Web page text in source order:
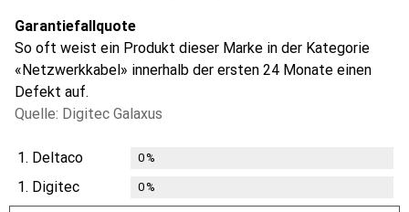
Garantiefallquote
So oft weist ein Produkt dieser Marke in der Kategorie
«Netzwerkkabel» innerhalb der ersten 24 Monate einen
Defekt auf.
Quelle: Digitec Galaxus
1. Deltaco 0%
1. Digitec 0%